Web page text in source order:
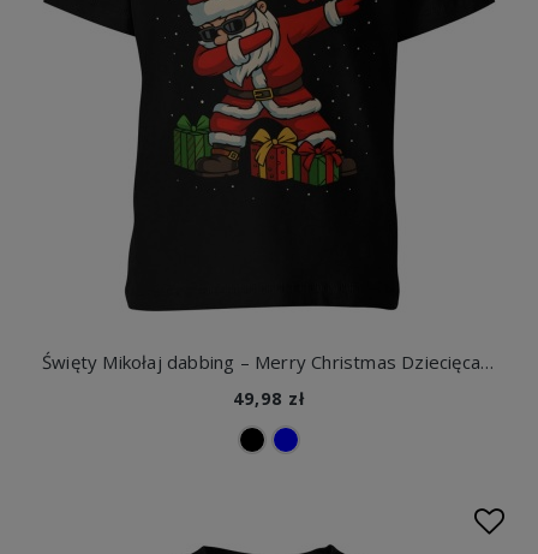
Święty Mikołaj dabbing – Merry Christmas Dziecięca koszulka
49,98 zł